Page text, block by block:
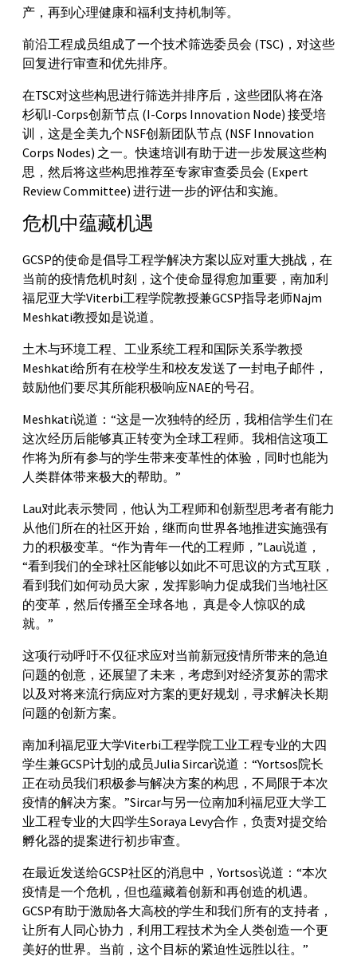
产，再到心理健康和福利支持机制等。
前沿工程成员组成了一个技术筛选委员会 (TSC)，对这些
回复进行审查和优先排序。
在TSC对这些构思进行筛选并排序后，这些团队将在洛
杉矶I-Corps创新节点 (I-Corps Innovation Node) 接受培
训，这是全美九个NSF创新团队节点 (NSF Innovation
Corps Nodes) 之一。快速培训有助于进一步发展这些构
思，然后将这些构思推荐至专家审查委员会 (Expert
Review Committee) 进行进一步的评估和实施。
危机中蕴藏机遇
GCSP的使命是倡导工程学解决方案以应对重大挑战，在
当前的疫情危机时刻，这个使命显得愈加重要，南加利
福尼亚大学Viterbi工程学院教授兼GCSP指导老师Najm
Meshkati教授如是说道。
土木与环境工程、工业系统工程和国际关系学教授
Meshkati给所有在校学生和校友发送了一封电子邮件，
鼓励他们要尽其所能积极响应NAE的号召。
Meshkati说道：“这是一次独特的经历，我相信学生们在
这次经历后能够真正转变为全球工程师。我相信这项工
作将为所有参与的学生带来变革性的体验，同时也能为
人类群体带来极大的帮助。”
Lau对此表示赞同，他认为工程师和创新型思考者有能力
从他们所在的社区开始，继而向世界各地推进实施强有
力的积极变革。“作为青年一代的工程师，”Lau说道，
“看到我们的全球社区能够以如此不可思议的方式互联，
看到我们如何动员大家，发挥影响力促成我们当地社区
的变革，然后传播至全球各地， 真是令人惊叹的成
就。”
这项行动呼吁不仅征求应对当前新冠疫情所带来的急迫
问题的创意，还展望了未来，考虑到对经济复苏的需求
以及对将来流行病应对方案的更好规划，寻求解决长期
问题的创新方案。
南加利福尼亚大学Viterbi工程学院工业工程专业的大四
学生兼GCSP计划的成员Julia Sircar说道：“Yortsos院长
正在动员我们积极参与解决方案的构思，不局限于本次
疫情的解决方案。”Sircar与另一位南加利福尼亚大学工
业工程专业的大四学生Soraya Levy合作，负责对提交给
孵化器的提案进行初步审查。
在最近发送给GCSP社区的消息中，Yortsos说道：“本次
疫情是一个危机，但也蕴藏着创新和再创造的机遇。
GCSP有助于激励各大高校的学生和我们所有的支持者，
让所有人同心协力，利用工程技术为全人类创造一个更
美好的世界。当前，这个目标的紧迫性远胜以往。”